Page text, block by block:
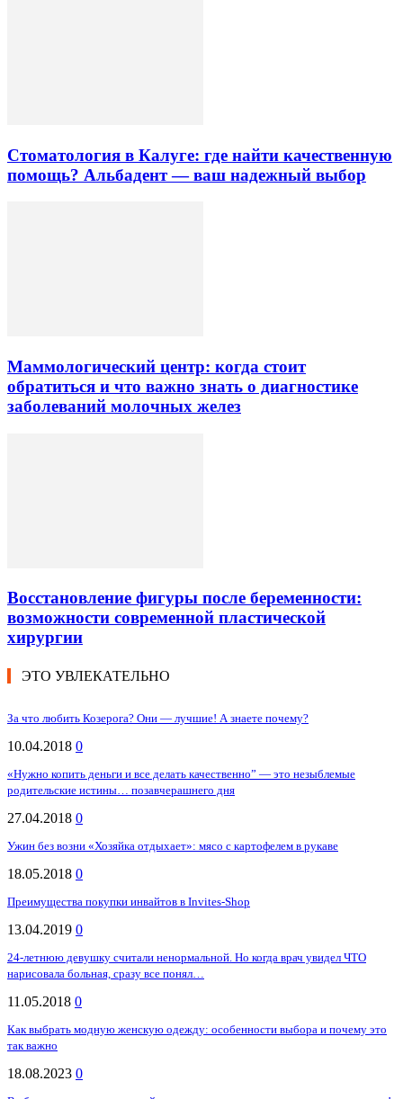
Стоматология в Калуге: где найти качественную
помощь? Альбадент — ваш надежный выбор
Маммологический центр: когда стоит
обратиться и что важно знать о диагностике
заболеваний молочных желез
Восстановление фигуры после беременности:
возможности современной пластической
хирургии
ЭТО УВЛЕКАТЕЛЬНО
За что любить Козерога? Они — лучшие! А знаете почему?
10.04.2018 0
«Нужно копить деньги и все делать качественно” — это незыблемые
родительские истины… позавчерашнего дня
27.04.2018 0
Ужин без возни «Хозяйка отдыхает»: мясо с картофелем в рукаве
18.05.2018 0
Преимущества покупки инвайтов в Invites-Shop
13.04.2019 0
24-летнюю девушку считали ненормальной. Но когда врач увидел ЧТО
нарисовала больная, сразу все понял…
11.05.2018 0
Как выбрать модную женскую одежду: особенности выбора и почему это
так важно
18.08.2023 0